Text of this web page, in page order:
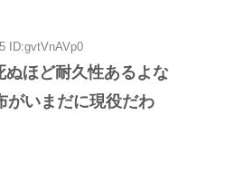
ID:gvtVnAVp0
ぬほど耐久性あるよな
がいまだに現役だわ